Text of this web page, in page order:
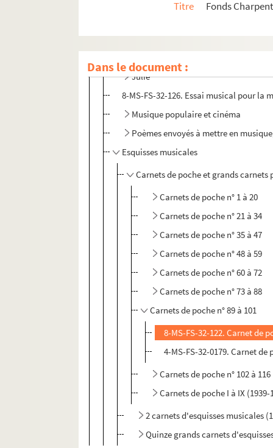
Titre
Fonds
Dans le document :
4-MS-FS-32-0167. Anacréon
Julie
8-MS-FS-32-126. Essai musical pour la
Musique populaire et cinéma
Poèmes envoyés à mettre en
Esquisses musicales
Carnets de poche et grands carnets
Carnets de poche n° 1 à 20
Carnets de poche n° 21 à 34
Carnets de poche n° 35 à 47
Carnets de poche n° 48 à 59
Carnets de poche n° 60 à 72
Carnets de poche n° 73 à 88
Carnets de poche n° 89 à 101
8-MS-FS-32-122. Carnet de
4-MS-FS-32-0179. Carnet de
Carnets de poche n° 102 à 116
Carnets de poche I à IX (1939-
2 carnets d'esquisses musicales
Quinze grands carnets